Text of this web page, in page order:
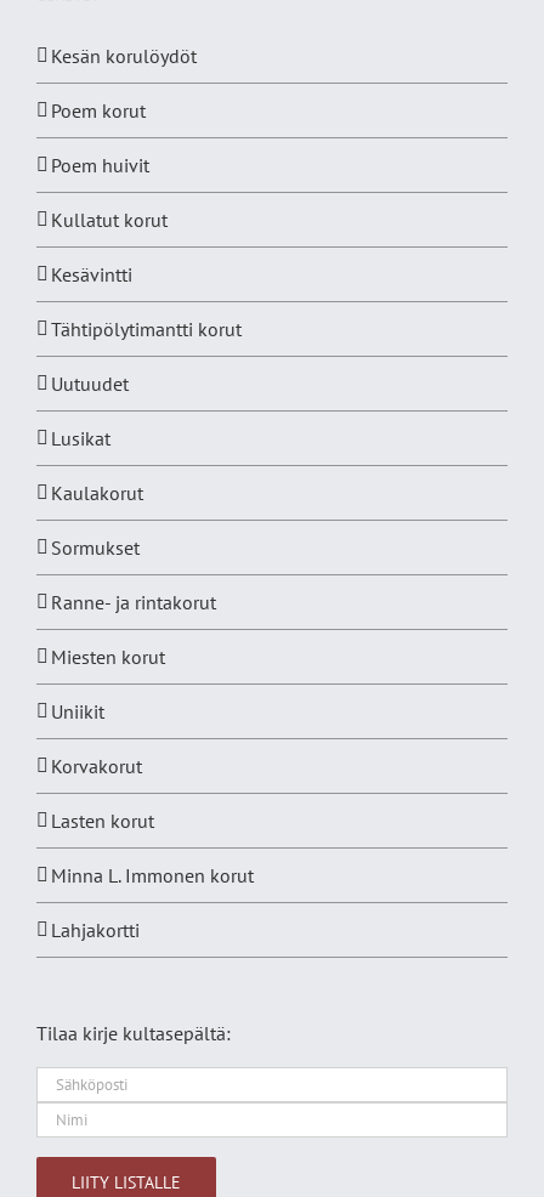
Kesän korulöydöt
Poem korut
Poem huivit
Kullatut korut
Kesävintti
Tähtipölytimantti korut
Uutuudet
Lusikat
Kaulakorut
Sormukset
Ranne- ja rintakorut
Miesten korut
Uniikit
Korvakorut
Lasten korut
Minna L. Immonen korut
Lahjakortti
Tilaa kirje kultasepältä: